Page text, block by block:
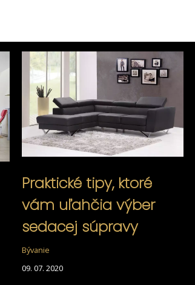
Praktické tipy, ktoré
vám uľahčia výber
sedacej súpravy
Bývanie
09. 07. 2020